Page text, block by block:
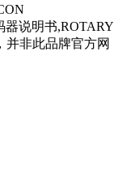
器说明书,ROTARY
并非此品牌官方网